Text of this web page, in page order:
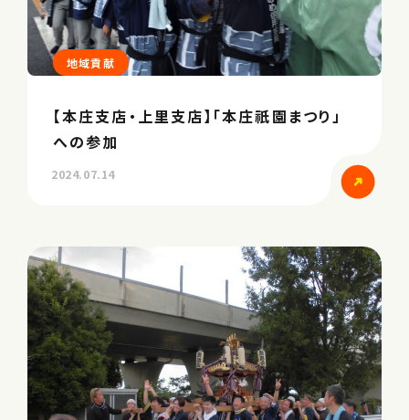
地域貢献
【本庄支店・上里支店】「本庄祇園まつり」
への参加
2024.07.14